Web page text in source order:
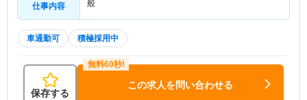
仕事内容
般
車通勤可 積極採用中
保存する
この求人を問い合わせる